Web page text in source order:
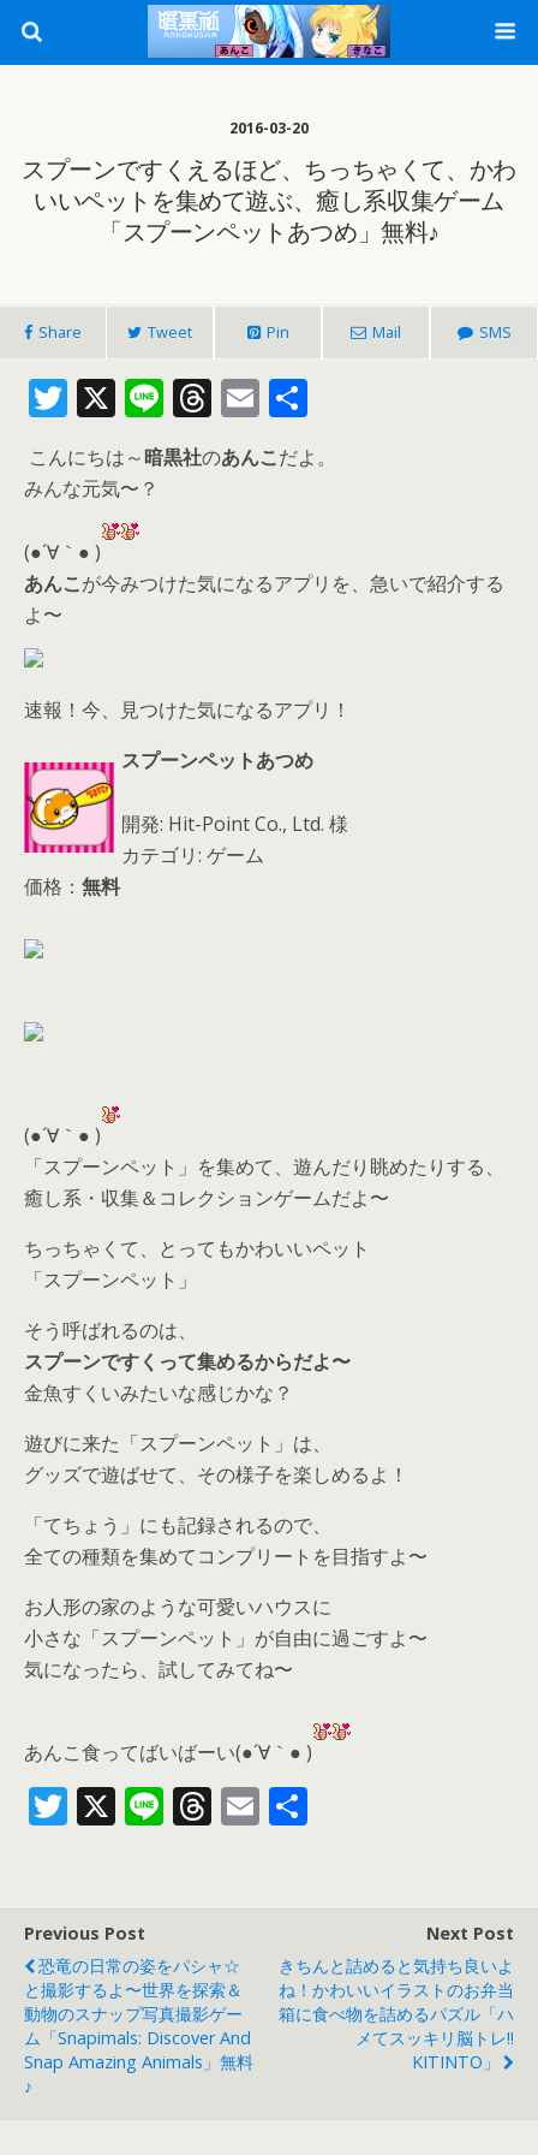
2016-03-20
スプーンですくえるほど、ちっちゃくて、かわ
いいペットを集めて遊ぶ、癒し系収集ゲーム
「スプーンペットあつめ」無料♪
Share Tweet Pin Mail SMS
T
itt
er
X Li
n
e
T
h
re
s
E
m
ai
有
こんにちは～暗黒社のあんこだよ。
みんな元気〜？
(●´∀｀● )
あんこが今みつけた気になるアプリを、急いで紹介する
よ〜
速報！今、見つけた気になるアプリ！
スプーンペットあつめ
開発: Hit-Point Co., Ltd. 様
カテゴリ: ゲーム
価格： 無料
(●´∀｀● )
「スプーンペット」を集めて、遊んだり眺めたりする、
癒し系・収集＆コレクションゲームだよ〜
ちっちゃくて、とってもかわいいペット
「スプーンペット」
そう呼ばれるのは、
スプーンですくって集めるからだよ〜
金魚すくいみたいな感じかな？
遊びに来た「スプーンペット」は、
グッズで遊ばせて、その様子を楽しめるよ！
「てちょう」にも記録されるので、
全ての種類を集めてコンプリートを目指すよ〜
お人形の家のような可愛いハウスに
小さな「スプーンペット」が自由に過ごすよ〜
気になったら、 試してみてね〜
あんこ食ってばいばーい(●´∀｀● )
T
er
X Li T
d
s
E
Previous Post
恐竜の日常の姿をパシャ☆
と撮影するよ〜世界を探索＆
動物のスナップ写真撮影ゲー
ム「Snapimals: Discover And
Snap Amazing Animals」無料
♪
Next Post
きちんと詰めると気持ち良いよ
ね！かわいいイラストのお弁当
箱に食べ物を詰めるパズル「ハ
メてスッキリ脳トレ!!
KITINTO」